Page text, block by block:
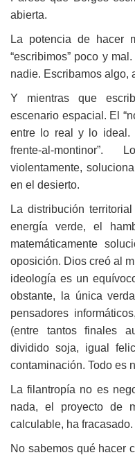
abierta.
La potencia de hacer
“escribimos” poco y
nadie. Escribamos algo,
Y mientras que
escenario espacial. El
entre lo real y lo ideal.
frente-al-
violentamente,
en el desierto.
La distribución
energía verde, el
matemáticamente
oposición. Dios creó al
ideología es un
obstante, la única
pensadores
(entre tantos finales
dividido soja, igual
contaminación. Todo es
La filantropía no es
nada, el proyecto de
calculable, ha fracasado.
No sabemos qué hacer